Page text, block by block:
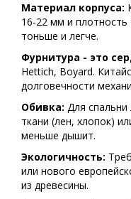
Материал корпуса:
16-22 мм и плотность
тоньше и легче.
Фурнитура - это
Hettich, Boyard.
долговечности
Обивка: Для спальни
ткани (лен, хлопок)
меньше дышит.
Экологичность:
или нового
из древесины.